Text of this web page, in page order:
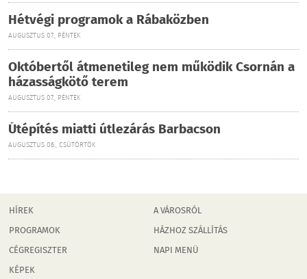
Hétvégi programok a Rábaközben
AUGUSZTUS 07., PÉNTEK
Októbertől átmenetileg nem működik Csornán a
házasságkötő terem
AUGUSZTUS 07., PÉNTEK
Útépítés miatti útlezárás Barbacson
AUGUSZTUS 06., CSÜTÖRTÖK
HÍREK
PROGRAMOK
CÉGREGISZTER
KÉPEK
A VÁROSRÓL
HÁZHOZ SZÁLLÍTÁS
NAPI MENÜ